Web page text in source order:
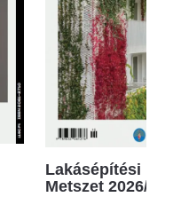
Lakásépítési
Metszet 2026/2.